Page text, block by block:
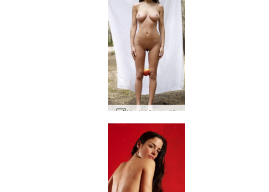
Muriel ābols #9